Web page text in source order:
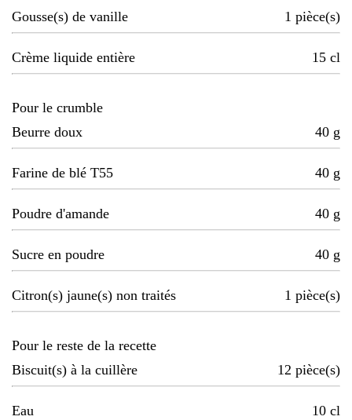
Gousse(s) de vanille 1 pièce(s)
Crème liquide entière 15 cl
Pour le crumble
Beurre doux
40 g
Farine de blé T55 40 g
Poudre d'amande 40 g
Sucre en poudre 40 g
Citron(s) jaune(s) non traités 1 pièce(s)
Pour le reste de la recette
Biscuit(s) à la cuillère
12 pièce(s)
Eau 10 cl